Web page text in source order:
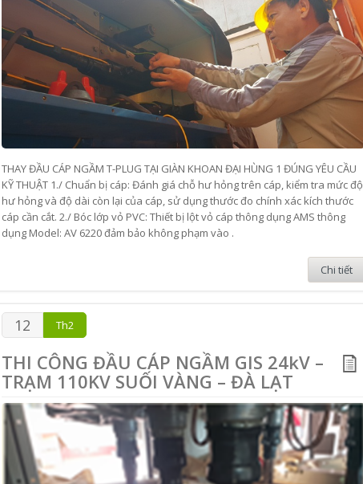
THAY ĐẦU CÁP NGẦM T-PLUG TẠI GIÀN KHOAN ĐẠI HÙNG 1 ĐÚNG YÊU CẦU
KỸ THUẬT 1./ Chuẩn bị cáp: Đánh giá chỗ hư hỏng trên cáp, kiểm tra mức độ
hư hỏng và độ dài còn lại của cáp, sử dụng thước đo chính xác kích thước
cáp cần cắt. 2./ Bóc lớp vỏ PVC: Thiết bị lột vỏ cáp thông dụng AMS thông
dụng Model: AV 6220 đảm bảo không phạm vào .
Chi tiết
12 Th2
THI CÔNG ĐẦU CÁP NGẦM GIS 24kV –
TRẠM 110KV SUỐI VÀNG – ĐÀ LẠT